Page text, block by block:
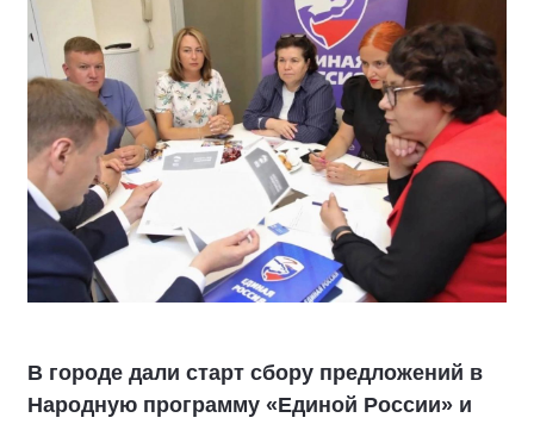
В городе дали старт сбору предложений в
Народную программу «Единой России» и